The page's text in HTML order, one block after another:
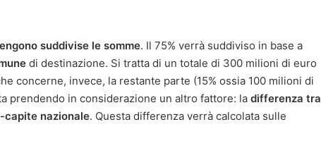
suddivise le somme. Il 75% verrà suddiviso in base a
di destinazione. Si tratta di un totale di 300 milioni di euro
concerne, invece, la restante parte (15% ossia 100 milioni di
prendendo in considerazione un altro fattore: la differenza tra
capite nazionale. Questa differenza verrà calcolata sulle